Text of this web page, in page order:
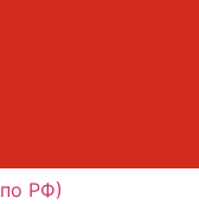
РФ)